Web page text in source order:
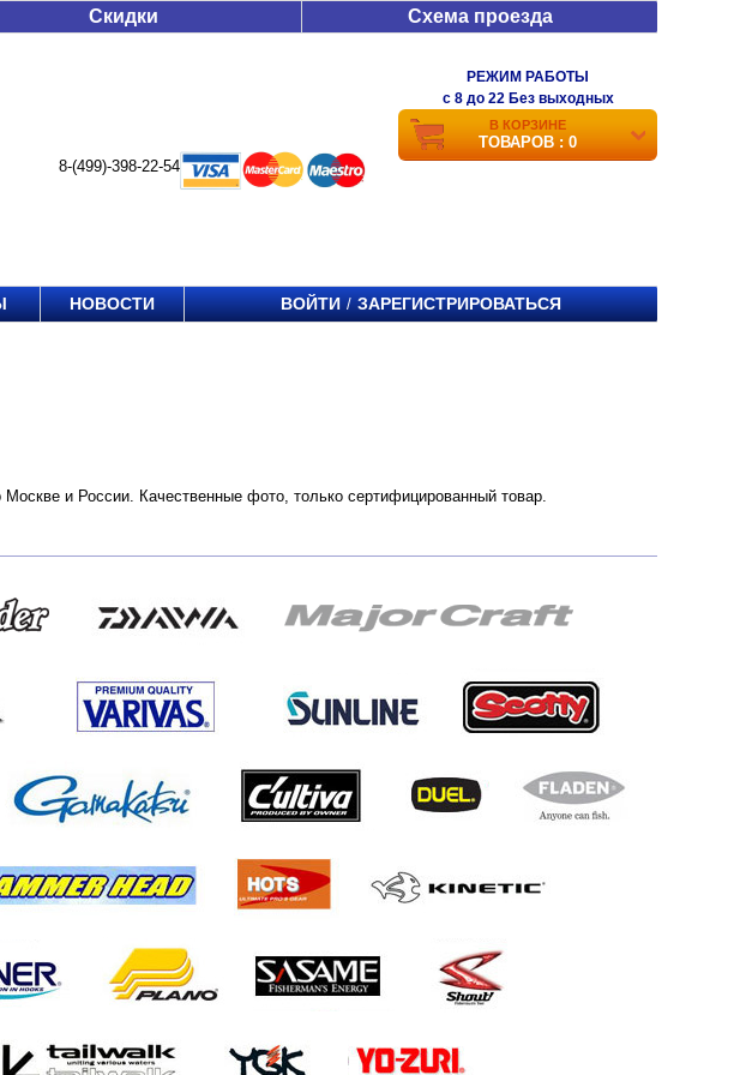
Скидки Схема проезда
8-(499)-398-22-54
РЕЖИМ РАБОТЫ
c 8 до 22 Без выходных
В КОРЗИНЕ
ТОВАРОВ : 0
НОВОСТИ ВОЙТИ / ЗАРЕГИСТРИРОВАТЬСЯ
и России. Качественные фото, только сертифицированный товар.